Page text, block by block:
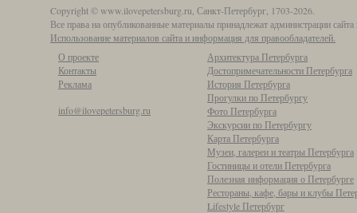
Copyright © www.ilovepetersburg.ru, Санкт-Петербург, 1703-2026.
Все права на опубликованные материалы принадлежат администрации
Использование материалов сайта и информация для правообладателей.
О проекте
Контакты
Реклама
info@ilovepetersburg.ru
Архитектура Петербурга
Достопримечательности Петербурга
История Петербурга
Прогулки по Петербургу
Фото Петербурга
Экскурсии по Петербургу
Карта Петербурга
Музеи, галереи и театры Петербурга
Гостиницы и отели Петербурга
Полезная информация о Петербурге
Рестораны, кафе, бары и клубы
Lifestyle Петербург